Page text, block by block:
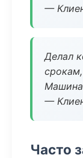
—
Делал
Машина
—
Часто